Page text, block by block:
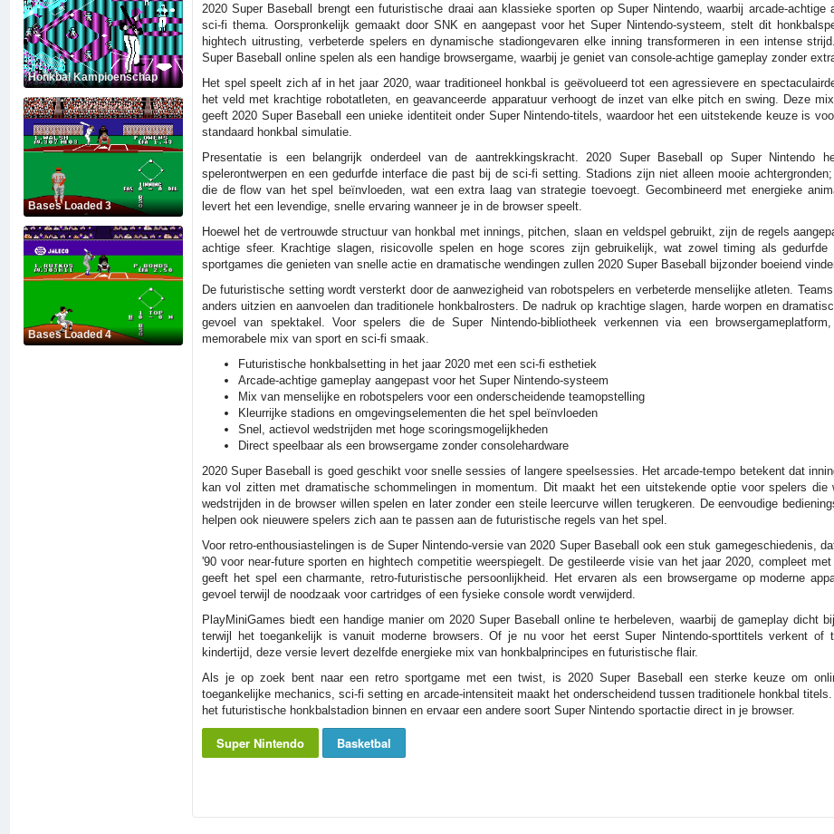
Honkbal Kampioenschap
Bases Loaded 3
Bases Loaded 4
2020 Super Baseball brengt een futuristische draai aan klassieke sporten op Super Nintendo, waarbij arcade-achtige
sci-fi thema. Oorspronkelijk gemaakt door SNK en aangepast voor het Super Nintendo-systeem, stelt dit
hightech uitrusting, verbeterde spelers en dynamische stadiongevaren elke inning transformeren in een intense
Super Baseball online spelen als een handige browsergame, waarbij je geniet van console-achtige gameplay zonder
Het spel speelt zich af in het jaar 2020, waar traditioneel honkbal is geëvolueerd tot een agressievere en
het veld met krachtige robotatleten, en geavanceerde apparatuur verhoogt de inzet van elke pitch en swing. Deze
geeft 2020 Super Baseball een unieke identiteit onder Super Nintendo-titels, waardoor het een uitstekende keuze is
standaard honkbal simulatie.
Presentatie is een belangrijk onderdeel van de aantrekkingskracht. 2020 Super Baseball op Super Nintendo
spelerontwerpen en een gedurfde interface die past bij de sci-fi setting. Stadions zijn niet alleen mooie
die de flow van het spel beïnvloeden, wat een extra laag van strategie toevoegt. Gecombineerd met energieke
levert het een levendige, snelle ervaring wanneer je in de browser speelt.
Hoewel het de vertrouwde structuur van honkbal met innings, pitchen, slaan en veldspel gebruikt, zijn de regels
achtige sfeer. Krachtige slagen, risicovolle spelen en hoge scores zijn gebruikelijk, wat zowel timing als gedurfde
sportgames die genieten van snelle actie en dramatische wendingen zullen 2020 Super Baseball bijzonder boeiend
De futuristische setting wordt versterkt door de aanwezigheid van robotspelers en verbeterde menselijke atleten.
anders uitzien en aanvoelen dan traditionele honkbalrosters. De nadruk op krachtige slagen, harde worpen en
gevoel van spektakel. Voor spelers die de Super Nintendo-bibliotheek verkennen via een
memorabele mix van sport en sci-fi smaak.
Futuristische honkbalsetting in het jaar 2020 met een sci-fi esthetiek
Arcade-achtige gameplay aangepast voor het Super Nintendo-systeem
Mix van menselijke en robotspelers voor een onderscheidende teamopstelling
Kleurrijke stadions en omgevingselementen die het spel beïnvloeden
Snel, actievol wedstrijden met hoge scoringsmogelijkheden
Direct speelbaar als een browsergame zonder consolehardware
2020 Super Baseball is goed geschikt voor snelle sessies of langere speelsessies. Het arcade-tempo betekent dat
kan vol zitten met dramatische schommelingen in momentum. Dit maakt het een uitstekende optie voor spelers die
wedstrijden in de browser willen spelen en later zonder een steile leercurve willen terugkeren. De eenvoudige
helpen ook nieuwere spelers zich aan te passen aan de futuristische regels van het spel.
Voor retro-enthousiastelingen is de Super Nintendo-versie van 2020 Super Baseball ook een stuk gamegeschiedenis,
'90 voor near-future sporten en hightech competitie weerspiegelt. De gestileerde visie van het jaar 2020, compleet met
geeft het spel een charmante, retro-futuristische persoonlijkheid. Het ervaren als een browsergame op moderne
gevoel terwijl de noodzaak voor cartridges of een fysieke console wordt verwijderd.
PlayMiniGames biedt een handige manier om 2020 Super Baseball online te herbeleven, waarbij de gameplay dicht
terwijl het toegankelijk is vanuit moderne browsers. Of je nu voor het eerst Super Nintendo-sporttitels verkent of
kindertijd, deze versie levert dezelfde energieke mix van honkbalprincipes en futuristische flair.
Als je op zoek bent naar een retro sportgame met een twist, is 2020 Super Baseball een sterke keuze om
toegankelijke mechanics, sci-fi setting en arcade-intensiteit maakt het onderscheidend tussen traditionele honkbal
het futuristische honkbalstadion binnen en ervaar een andere soort Super Nintendo sportactie direct in je browser.
Super Nintendo Basketbal